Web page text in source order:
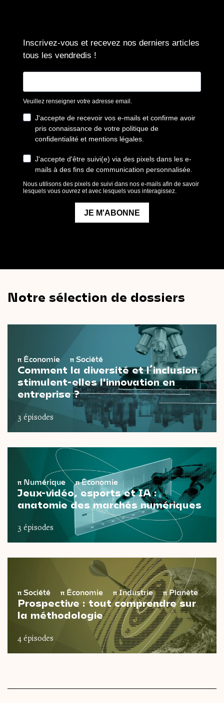
Notre sélection de dossiers
π Économie π Société
Comment la diversité et l’inclusion
stimulent-elles l'innovation en
entreprise ?
3 épisodes
π Numérique πÉconomie
Jeux-vidéo, esports et IA :
anatomie des marchés numériques
3 épisodes
π Société π Économie πIndustrie πPlanète
Prospective : tout comprendre sur
la méthodologie
4 épisodes